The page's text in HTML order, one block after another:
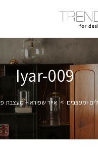
Iyar-009
ומעצבים > אייר שפירא – מעצבת